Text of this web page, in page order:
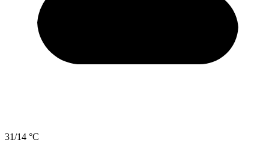
31/14 °C